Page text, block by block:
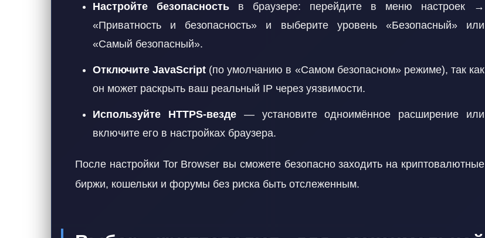
Настройте безопасность в браузере: перейдите в меню настроек →
«Приватность и безопасность» и выберите уровень «Безопасный» или
«Самый безопасный».
Отключите JavaScript (по умолчанию в «Самом безопасном» режиме), так как
он может раскрыть ваш реальный IP через уязвимости.
Используйте HTTPS-везде— установите одноимённое расширение или
включите его в настройках браузера.
После настройки Tor Browser вы сможете безопасно заходить на криптовалютные
биржи, кошельки и форумы без риска быть отслеженным.